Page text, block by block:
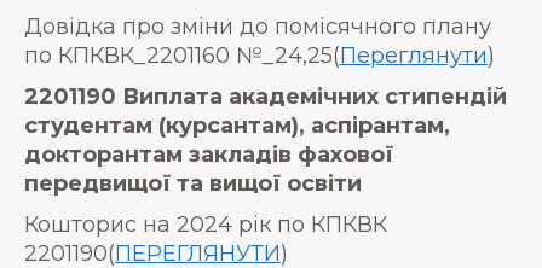
Довідка про зміни до помісячного плану
по КПКВК_2201160 №_24,25(Переглянути)
2201190 Виплата академічних стипендій
студентам (курсантам), аспірантам,
докторантам закладів фахової
передвищої та вищої освіти
Кошторис на 2024 рік по КПКВК
2201190(ПЕРЕГЛЯНУТИ)